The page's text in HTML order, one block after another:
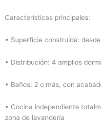
Características principales:
• Superficie construida: desde
• Distribución: 4 amplios
• Baños: 2 o más, con
• Cocina independiente
zona de lavandería